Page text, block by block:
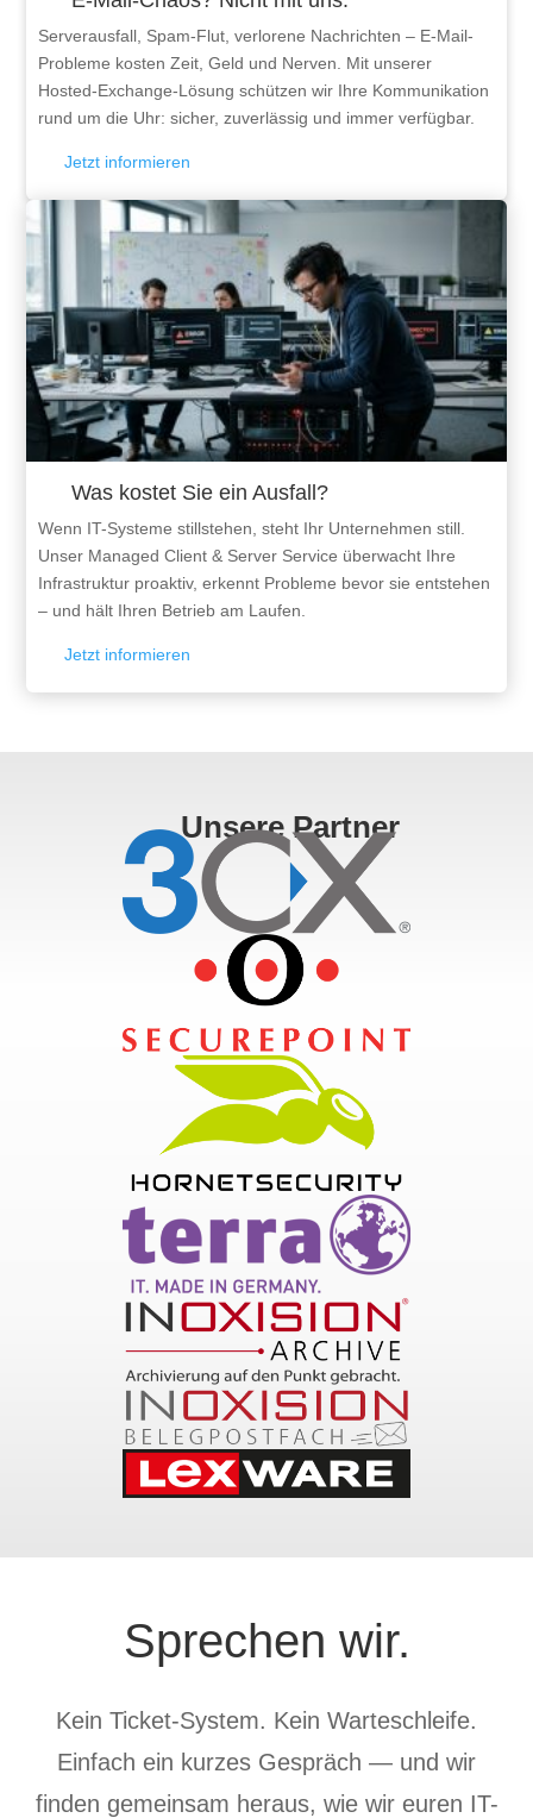
Serverausfall, Spam-Flut, verlorene Nachrichten – E-Mail-
Probleme kosten Zeit, Geld und Nerven. Mit unserer
Hosted-Exchange-Lösung schützen wir Ihre Kommunikation
rund um die Uhr: sicher, zuverlässig und immer verfügbar.
Jetzt informieren
Was kostet Sie ein Ausfall?
Wenn IT-Systeme stillstehen, steht Ihr Unternehmen still.
Unser Managed Client & Server Service überwacht Ihre
Infrastruktur proaktiv, erkennt Probleme bevor sie entstehen
– und hält Ihren Betrieb am Laufen.
Jetzt informieren
Unsere Partner
Sprechen wir.
Kein Ticket-System. Kein Warteschleife.
Einfach ein kurzes Gespräch — und wir
finden gemeinsam heraus, wie wir euren IT-